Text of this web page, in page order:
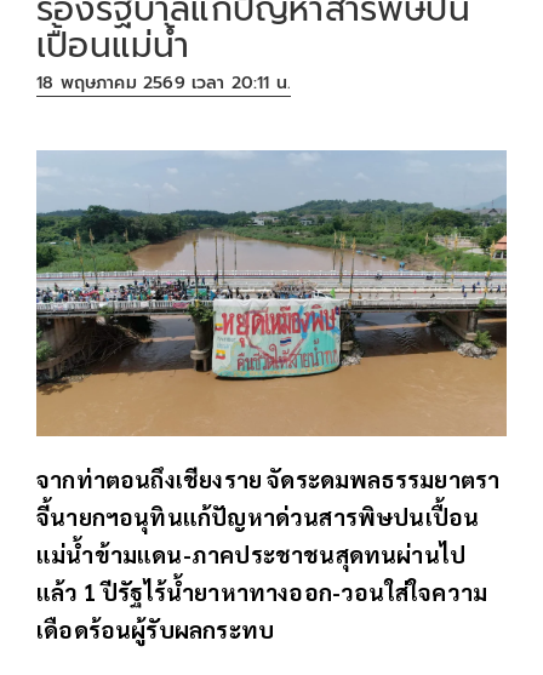
เปื้อนแม่น้ำ
18 พฤษภาคม 2569 เวลา 20:11 น.
จากท่าตอนถึงเชียงราย จัดระดมพลธรรมยาตรา
จี้นายกฯอนุทินแก้ปัญหาด่วนสารพิษปนเปื้อน
แม่น้ำข้ามแดน-ภาคประชาชนสุดทนผ่านไป
แล้ว 1 ปีรัฐไร้น้ำยาหาทางออก-วอนใส่ใจความ
เดือดร้อนผู้รับผลกระทบ